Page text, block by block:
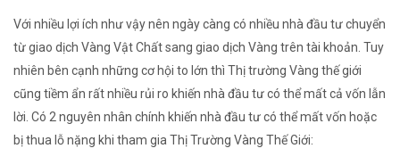
Với nhiều lợi ích như vậy nên ngày càng có nhiều nhà đầu tư chuyển
từ giao dịch Vàng Vật Chất sang giao dịch Vàng trên tài khoản. Tuy
nhiên bên cạnh những cơ hội to lớn thì Thị trường Vàng thế giới
cũng tiềm ẩn rất nhiều rủi ro khiến nhà đầu tư có thể mất cả vốn lẫn
lời. Có 2 nguyên nhân chính khiến nhà đầu tư có thể mất vốn hoặc
bị thua lỗ nặng khi tham gia Thị Trường Vàng Thế Giới: